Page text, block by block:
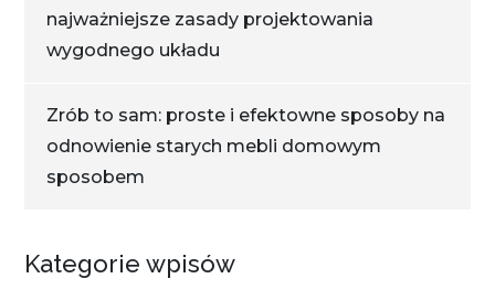
najważniejsze zasady projektowania
wygodnego układu
Zrób to sam: proste i efektowne sposoby na
odnowienie starych mebli domowym
sposobem
Kategorie wpisów